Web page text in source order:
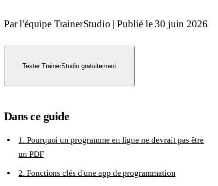
Par l'équipe TrainerStudio |Publié le 30 juin 2026
Tester TrainerStudio gratuitement
Dans ce guide
1. Pourquoi un programme en ligne ne devrait pas être
un PDF
2. Fonctions clés d'une app de programmation